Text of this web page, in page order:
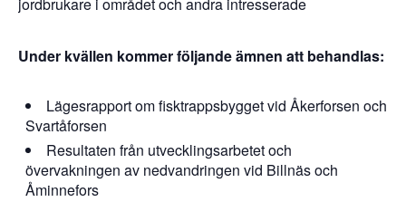
jordbrukare i området och andra intresserade
Under kvällen kommer följande ämnen att behandlas:
Lägesrapport om fisktrappsbygget vid Åkerforsen och
Svartåforsen
Resultaten från utvecklingsarbetet och
övervakningen av nedvandringen vid Billnäs och
Åminnefors